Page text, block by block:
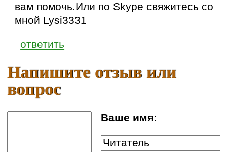
вам помочь.Или по Skype свяжитесь со
мной Lysi3331
ответить
Напишите отзыв или
вопрос
Ваше имя: